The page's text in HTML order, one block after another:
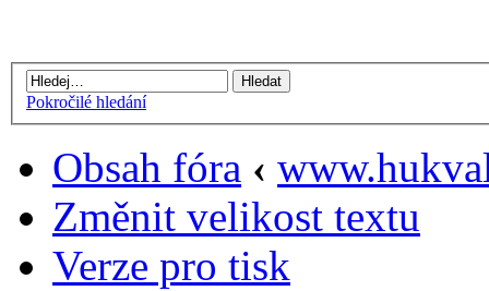
Pokročilé hledání
Obsah fóra ‹
Změnit velikost textu
Verze pro tisk